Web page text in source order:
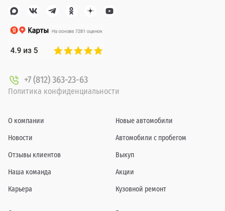
+7 (812) 363-23-63
Политика конфиденциальности
О компании
Новости
Отзывы клиентов
Наша команда
Карьера
Новые автомобили
Автомобили с пробегом
Выкуп
Акции
Кузовной ремонт